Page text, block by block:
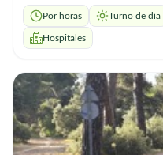
Atención y Cuidado a
ofreciendo
día a día. Soy responsable,
📅 Disponibilidad: mañanas
de semana. ❗ Importante:
acompañamiento y cuidado
confianza para cuidar o
encantada de ayudar! 🤍
Por horas Turno de día
Hospitales